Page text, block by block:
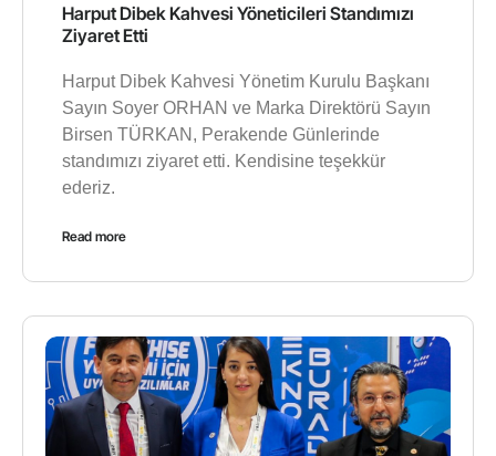
Harput Dibek Kahvesi Yöneticileri Standımızı
Ziyaret Etti
Harput Dibek Kahvesi Yönetim Kurulu Başkanı
Sayın Soyer ORHAN ve Marka Direktörü Sayın
Birsen TÜRKAN, Perakende Günlerinde
standımızı ziyaret etti. Kendisine teşekkür
ederiz.
Read more